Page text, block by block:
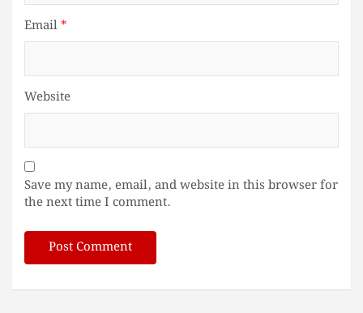
Email*
Website
Save my name, email, and website in this browser for
the next time I comment.